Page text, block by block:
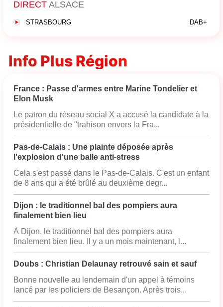
DIRECT ALSACE
STRASBOURG DAB+
Info Plus Région
France : Passe d'armes entre Marine Tondelier et
Elon Musk
Le patron du réseau social X a accusé la candidate à la
présidentielle de "trahison envers la Fra...
Pas-de-Calais : Une plainte déposée après
l'explosion d'une balle anti-stress
Cela s'est passé dans le Pas-de-Calais. C'est un enfant
de 8 ans qui a été brûlé au deuxième degr...
Dijon : le traditionnel bal des pompiers aura
finalement bien lieu
À Dijon, le traditionnel bal des pompiers aura
finalement bien lieu. Il y a un mois maintenant, l...
Doubs : Christian Delaunay retrouvé sain et sauf
Bonne nouvelle au lendemain d'un appel à témoins
lancé par les policiers de Besançon. Après trois...